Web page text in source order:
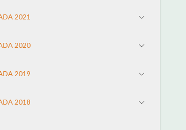
2021
2020
2019
2018